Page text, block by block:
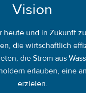
Vision
heute und in Zukunft
die wirtschaftlich
die Strom aus
erlauben, eine
erzielen.